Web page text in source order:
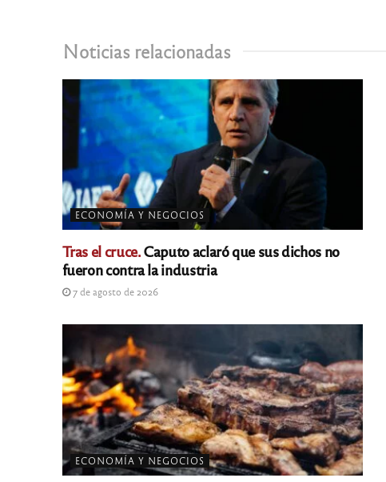
Noticias relacionadas
ECONOMÍA Y NEGOCIOS
Tras el cruce.Caputo aclaró que sus dichos no
fueron contra la industria
7 de agosto de 2026
ECONOMÍA Y NEGOCIOS